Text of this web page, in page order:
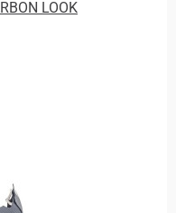
LOOK